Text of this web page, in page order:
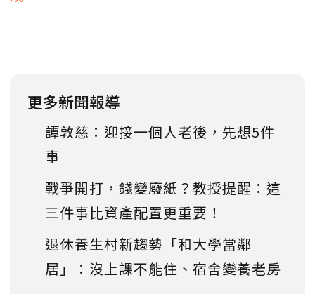
更多新聞報導
譚敦慈：迎接一個人老後，先想5件
事
戰爭開打，錢變廢紙？教授提醒：這
三件事比資產配置更重要！
退休養生村新趨勢「和大學當鄰
居」：沒上課不能住、宿舍變養老房